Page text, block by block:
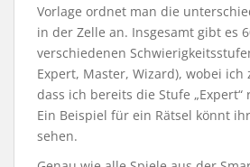
Vorlage ordnet man die
in der Zelle an. Insgesamt gibt es
verschiedenen
Expert, Master, Wizard), wobei ich
dass ich bereits die Stufe
Ein Beispiel für ein Rätsel könnt
sehen.